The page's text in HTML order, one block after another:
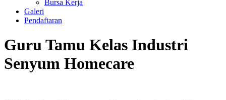
Bursa Kerja
Galeri
Pendaftaran
Guru Tamu Kelas Industri
Senyum Homecare